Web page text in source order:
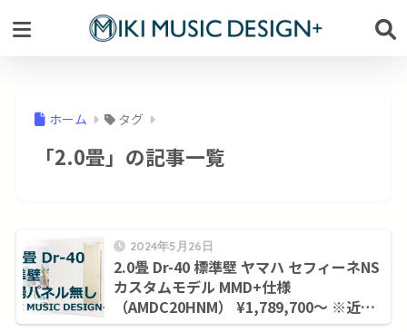
ホーム タグ
「2.0畳」の記事一覧
2024年5月26日
2.0畳 Dr-40 標準壁 ヤマハ セフィーネNS
カスタムモデル MMD+仕様
（AMDC20HNM） ¥1,789,700～ ※近畿
圏のみ